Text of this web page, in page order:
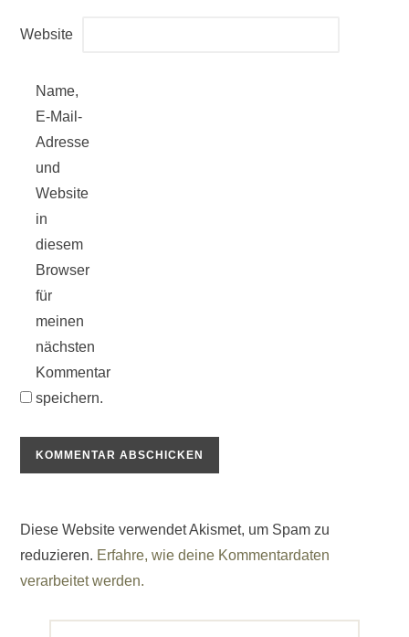
Website
Name,
E-Mail-
Adresse
und
Website
in
diesem
Browser
für
meinen
nächsten
Kommentar
speichern.
Diese Website verwendet Akismet, um Spam zu
reduzieren. Erfahre, wie deine Kommentardaten
verarbeitet werden.